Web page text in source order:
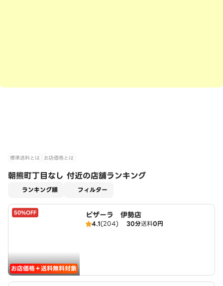
標準送料とは お店価格とは
朝熊町丁目なし 付近の店舗ランキング
ランキング順 フィルター
50%OFF
お店価格＋送料無料対象
ピザーラ 伊勢店
4.1(204) 30分送料0円